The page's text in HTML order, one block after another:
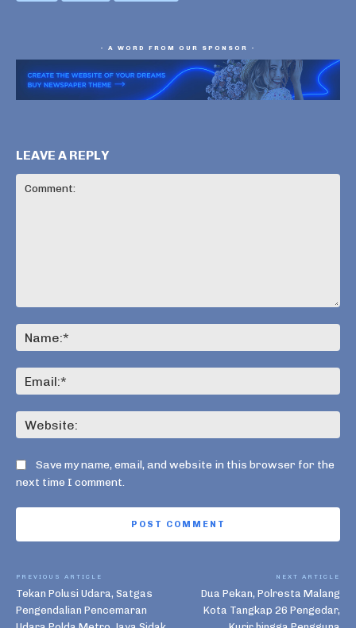
- A WORD FROM OUR SPONSOR -
LEAVE A REPLY
Save my name, email, and website in this browser for the
next time I comment.
PREVIOUS ARTICLE
Tekan Polusi Udara, Satgas
Pengendalian Pencemaran
NEXT ARTICLE
Dua Pekan, Polresta Malang
Kota Tangkap 26 Pengedar,